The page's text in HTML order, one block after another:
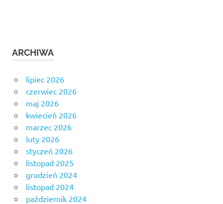
ARCHIWA
lipiec 2026
czerwiec 2026
maj 2026
kwiecień 2026
marzec 2026
luty 2026
styczeń 2026
listopad 2025
grudzień 2024
listopad 2024
październik 2024